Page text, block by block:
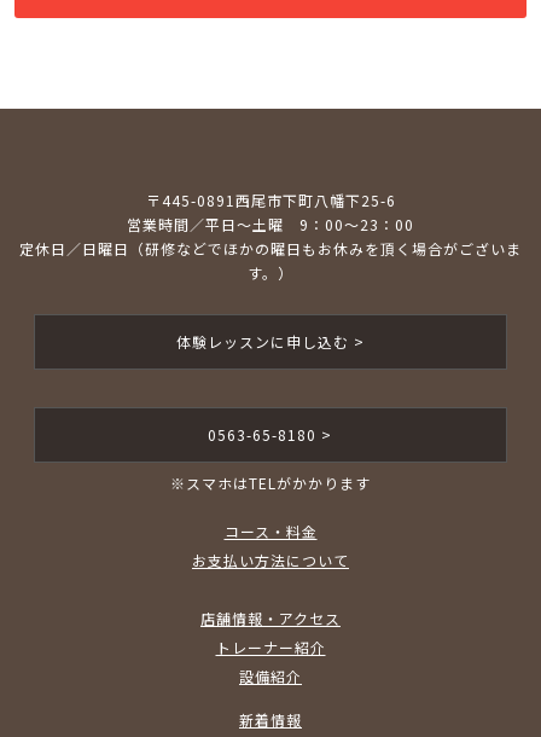
〒445-0891西尾市下町八幡下25-6
営業時間／平日～土曜 9：00～23：00
定休日／日曜日（研修などでほかの曜日もお休みを頂く場合がございま
す。）
体験レッスンに申し込む >
0563-65-8180 >
※スマホはTELがかかります
コース・料金
お支払い方法について
店舗情報・アクセス
トレーナー紹介
設備紹介
新着情報